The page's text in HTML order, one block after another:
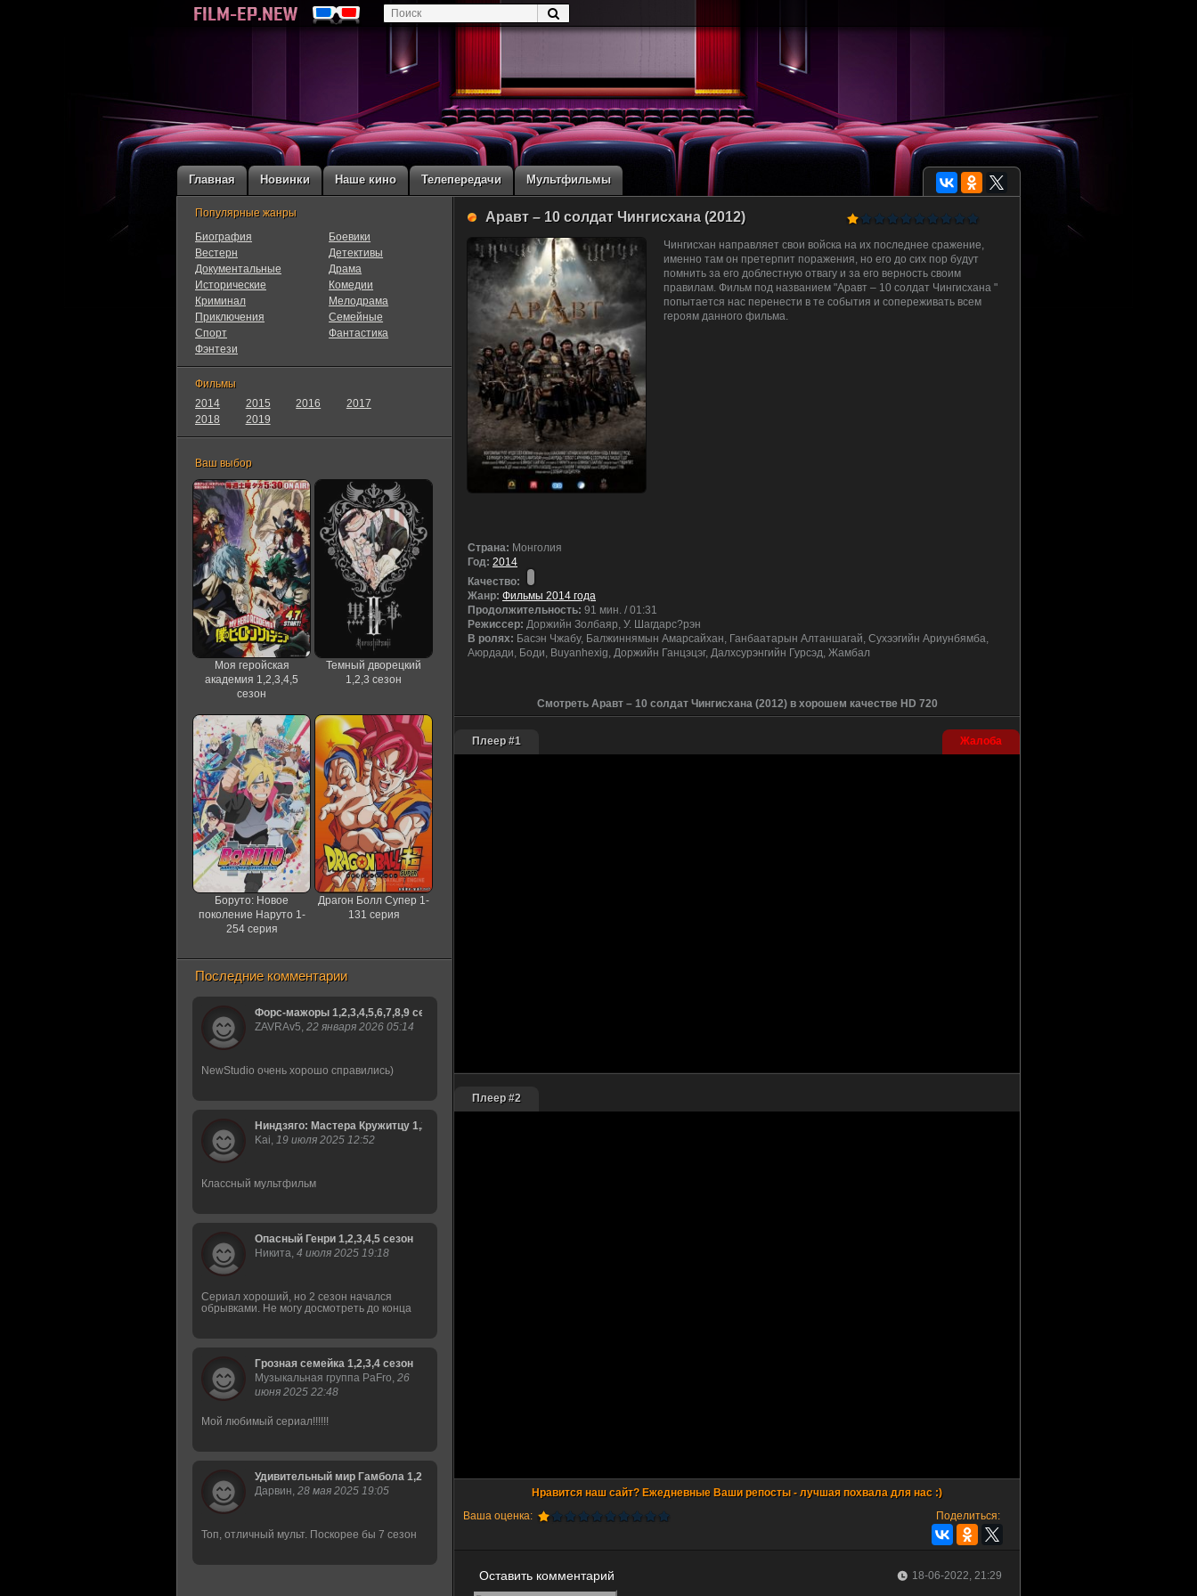
Аравт – 10 солдат Чингисхана (2012)
Чингисхан направляет свои войска на их последнее сражение,
именно там он претерпит поражения, но его до сих пор будут
помнить за его доблестную отвагу и за его верность своим
правилам. Фильм под названием "Аравт – 10 солдат Чингисхана "
попытается нас перенести в те события и сопереживать всем
героям данного фильма.
Cтрана: Монголия
Год: 2014
Качество:
Жанр: Фильмы 2014 года
Продолжительность: 91 мин. / 01:31
Режиссер: Доржийн Золбаяр, У. Шагдарс?рэн
В ролях: Басэн Чжабу, Балжиннямын Амарсайхан, Ганбаатарын Алтаншагай, Сухээгийн Ариунбямба,
Аюрдади, Боди, Buyanhexig, Доржийн Ганцэцэг, Далхсурэнгийн Гурсэд, Жамбал
Смотреть Аравт – 10 солдат Чингисхана (2012) в хорошем качестве HD 720
Плеер #1 Жалоба
Плеер #2
Ваша оценка: Поделиться:
Оставить комментарий 18-06-2022, 21:29
Главная Новинки Наше кино Телепередачи Мультфильмы
Популярные жанры
Биография
Боевики
Вестерн
Детективы
Документальные
Драма
Исторические
Комедии
Криминал
Мелодрама
Приключения
Семейные
Cпорт
Фантастика
Фэнтези
Фильмы
2014
2015 2016
2017
2018
2019
Ваш выбор
Моя геройская
академия 1,2,3,4,5
сезон
Темный дворецкий
1,2,3 сезон
Боруто: Новое
поколение Наруто 1-
254 серия
Драгон Болл Супер 1-
131 серия
Последние комментарии
Форс-мажоры 1,2,3,4,5,6,7,8,9 сезон
ZAVRAv5, 22 января 2026 05:14
NewStudio очень хорошо справились)
Ниндзяго: Мастера Кружитцу 1,2,3,4,5,6,7,8,9,10,11,12,13,14,15 сезон
Kai, 19 июля 2025 12:52
Классный мультфильм
Опасный Генри 1,2,3,4,5 сезон
Никита, 4 июля 2025 19:18
Сериал хороший, но 2 сезон начался
обрывками. Не могу досмотреть до конца
Грозная семейка 1,2,3,4 сезон
Музыкальная группа PaFro, 26
июня 2025 22:48
Мой любимый сериал!!!!!!
Удивительный мир Гамбола 1,2,3,4,5,6 сезон
Дарвин, 28 мая 2025 19:05
Топ, отличный мульт. Поскорее бы 7 сезон